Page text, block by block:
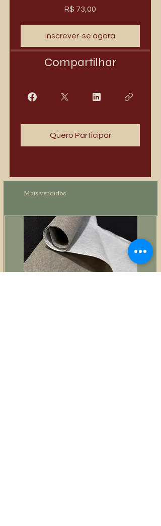
R$ 73,00
Inscrever-se agora
Compartilhar
Quero Participar
Mais vendidos